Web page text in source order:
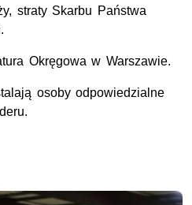
straty Skarbu Państwa
Okręgowa w Warszawie.
osoby odpowiedzialne